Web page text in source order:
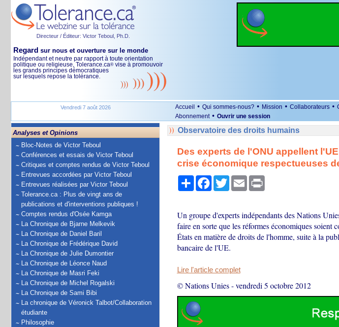
Directeur / Éditeur: Victor Teboul, Ph.D.
Regard sur nous et ouverture sur le monde
Indépendant et neutre par rapport à toute orientation
politique ou religieuse, Tolerance.ca® vise à promouvoir
les grands principes démocratiques
sur lesquels repose la tolérance.
Vendredi 7 août 2026 Accueil • Qui sommes-nous? • Mission • Collaborateurs •
Abonnement • Ouvrir une session
Analyses et Opinions
Bloc-Notes de Victor Teboul
Conférences et essais de Victor Teboul
Critiques et comptes rendus de Victor Teboul
Entrevues accordées par Victor Teboul
Entrevues réalisées par Victor Teboul
Tolerance.ca : Plus de vingt ans de
publications et d'interventions publiques !
Comptes rendus d'Osée Kamga
La Chronique de Bjarne Melkevik
La Chronique de Daniel Baril
La Chronique de Frédérique David
La Chronique de Julie Dumontier
La Chronique de Léonce Naud
La Chronique de Masri Feki
La Chronique de Michel Rogalski
La Chronique de Sami Bibi
La chronique de Véronick Talbot/Collaboration
étudiante
Philosophie
Observatoire des droits humains
Des experts de l'ONU appellent
crise économique respectueuses
PartagerFacebook
TwitterEmail Print
Un groupe d'experts indépendants des Nations
faire en sorte que les réformes économiques soient
États en matière de droits de l'homme, suite à la
bancaire de l'UE.
Lire l'article complet
© Nations Unies-vendredi 5 octobre 2012